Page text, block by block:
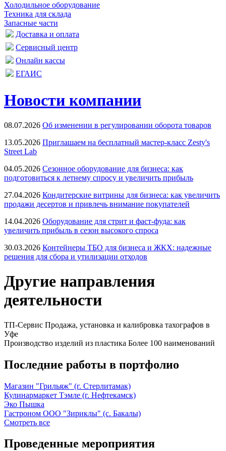
Холодильное оборудование
Техника для склада
Запасные части
Доставка и оплата
Сервисный центр
Онлайн кассы
ЕГАИС
Новости компании
08.07.2026 Об изменении в регулировании оборота товаров
13.05.2026 Приглашаем на бесплатный мастер-класс Zesty's
Street Lab
04.05.2026 Сезонное оборудование для бизнеса: как
подготовиться к летнему спросу и увеличить прибыль
27.04.2026 Кондитерские витрины для бизнеса: как увеличить
продажи десертов и привлечь внимание покупателей
14.04.2026 Оборудование для стрит и фаст-фуда: как
увеличить прибыль в сезон высокого спроса
30.03.2026 Контейнеры ТБО для бизнеса и ЖКХ: надежные
решения для сбора и утилизации отходов
Другие направления
деятельности
ТП-Сервис Продажа, установка и калибровка тахографов в
Уфе
Производство изделий из пластика Более 100 наименований
Последние работы в портфолио
Магазин "Грильяж" (г. Стерлитамак)
Кулинармаркет Тэмле (г. Нефтекамск)
Эко Пышка
Гастроном ООО "Зириклы" (с. Бакалы)
Смотреть все
Проведенные мероприятия